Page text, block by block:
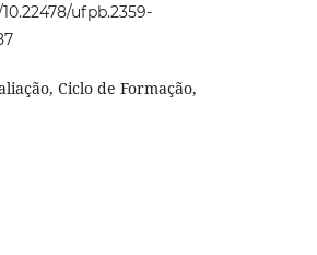
ufpb.2359-
Ciclo de Formação,